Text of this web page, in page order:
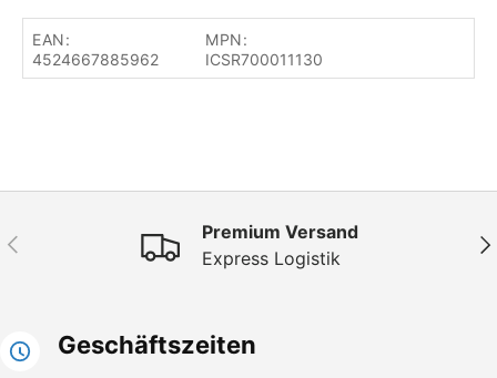
EAN:
4524667885962
MPN:
ICSR700011130
Vorherige
Premium Versand
Express Logistik
Geschäftszeiten